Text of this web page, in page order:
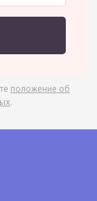
положение об
.